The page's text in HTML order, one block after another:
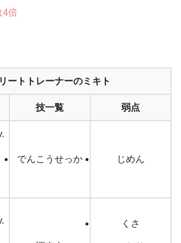
4倍
ートトレーナーのミキト
技一覧 弱点
でんこうせっか じめん
くさ